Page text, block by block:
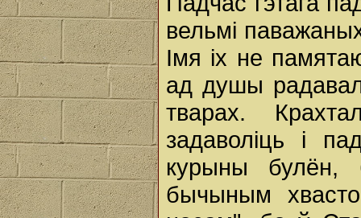
вельмі
Імя іх не
ад душы
тварах.
задаволіць і
курыны булён,
бычыным